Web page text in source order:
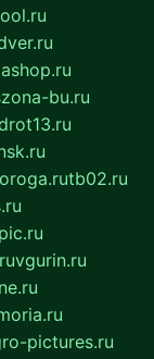
bu.ru
tb02.ru
vgurin.ru
pictures.ru